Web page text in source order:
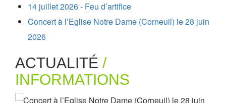
14 juillet 2026 - Feu d’artifice
Concert à l’Eglise Notre Dame (Corneuil) le 28 juin
2026
ACTUALITÉ /
INFORMATIONS